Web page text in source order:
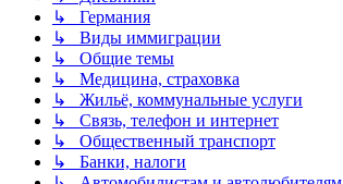
↳ Германия
↳ Виды иммиграции
↳ Общие темы
↳ Медицина, страховка
↳ Жильё, коммунальные услуги
↳ Связь, телефон и интернет
↳ Общественный транспорт
↳ Банки, налоги